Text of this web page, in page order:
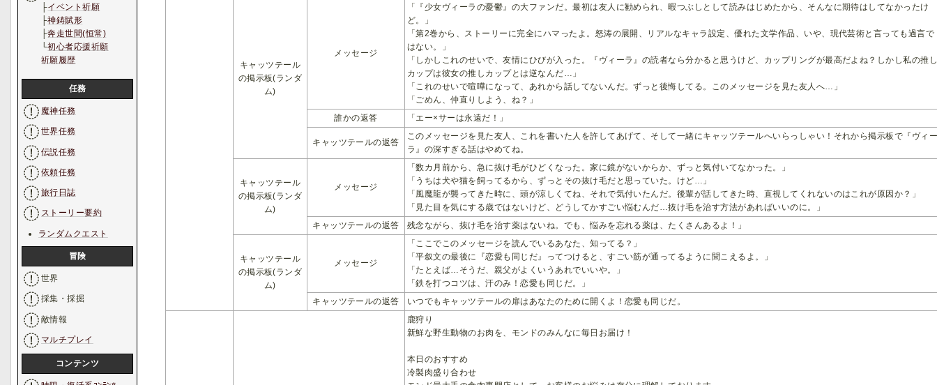
キャッツテール
の掲示板(ランダ
ム)
メッセージ
「『少女ヴィーラの憂鬱』の大ファンだ。最初は友人に勧められ、暇つぶしとして読みはじめたから、そんなに期待はしてなかったけ
ど。」
「第2巻から、ストーリーに完全にハマったよ。怒涛の展開、リアルなキャラ設定、優れた文学作品、いや、現代芸術と言っても過言で
はない。」
「しかしこれのせいで、友情にひびが入った。『ヴィーラ』の読者なら分かると思うけど、カップリングが最高だよね？しかし私の推
カップは彼女の推しカップとは逆なんだ…」
「これのせいで喧嘩になって、あれから話してないんだ。ずっと後悔してる。このメッセージを見た友人へ…」
「ごめん、仲直りしよう、ね？」
誰かの返答
「エー×サーは永遠だ！」
キャッツテールの返答
このメッセージを見た友人、これを書いた人を許してあげて、そして一緒にキャッツテールへいらっしゃい！それから掲示板で『ヴィ
ラ』の深すぎる話はやめてね。
キャッツテール
の掲示板(ランダ
ム)
メッセージ
「数カ月前から、急に抜け毛がひどくなった。家に鏡がないからか、ずっと気付いてなかった。」
「うちは犬や猫を飼ってるから、ずっとその抜け毛だと思っていた。けど…」
「風魔龍が襲ってきた時に、頭が涼しくてね、それで気付いたんだ。後輩が話してきた時、直視してくれないのはこれが原因か？」
「見た目を気にする歳ではないけど、どうしてかすごい悩むんだ…抜け毛を治す方法があればいいのに。」
キャッツテールの返答
残念ながら、抜け毛を治す薬はないね。でも、悩みを忘れる薬は、たくさんあるよ！」
キャッツテール
の掲示板(ランダ
ム)
メッセージ
「ここでこのメッセージを読んでいるあなた、知ってる？」
「平叙文の最後に『恋愛も同じだ』ってつけると、すごい筋が通ってるように聞こえるよ。」
「たとえば…そうだ、親父がよくいうあれでいいや。」
「鉄を打つコツは、汗のみ！恋愛も同じだ。」
キャッツテールの返答
いつでもキャッツテールの扉はあなたのために開くよ！恋愛も同じだ。
鹿狩り
新鮮な野生動物のお肉を、モンドのみんなに毎日お届け！
本日のおすすめ
冷製肉盛り合わせ
├イベント祈願
├神鋳賦形
├奔走世間(恒常)
└初心者応援祈願
祈願履歴
任務
魔神任務
世界任務
伝説任務
依頼任務
旅行日誌
ストーリー要約
ランダムクエスト
冒険
世界
採集・採掘
敵情報
マルチプレイ
コンテンツ